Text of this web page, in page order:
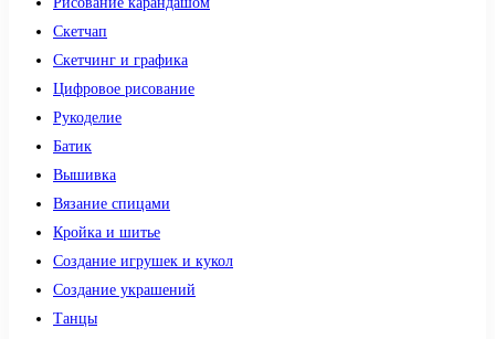
Скетчап
Скетчинг и графика
Цифровое рисование
Рукоделие
Батик
Вышивка
Вязание спицами
Кройка и шитье
Создание игрушек и кукол
Создание украшений
Танцы